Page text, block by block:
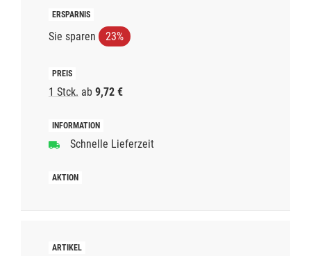
Sie sparen 23%
1 Stck. ab 9,72 €
Schnelle Lieferzeit